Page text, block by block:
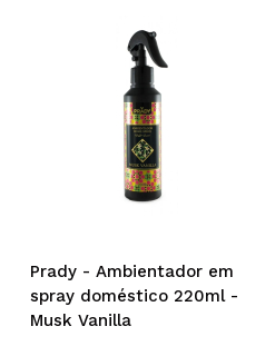
Prady - Ambientador em
spray doméstico 220ml -
Musk Vanilla